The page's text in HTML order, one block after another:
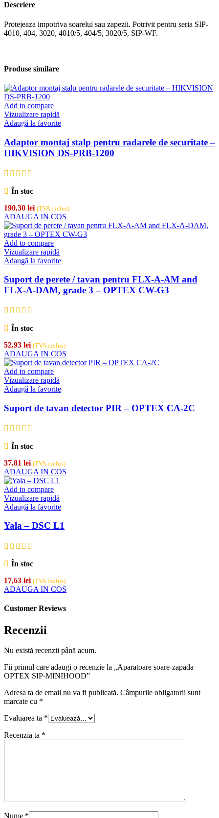
Descriere
Protejeaza impotriva soarelui sau zapezii. Potrivit pentru seria SIP-
4010, 404, 3020, 4010/5, 404/5, 3020/5, SIP-WF.
Produse similare
Add to compare
Vizualizare rapidă
Adaugă la favorite
Adaptor montaj stalp pentru radarele de securitate –
HIKVISION DS-PRB-1200
În stoc
190,30 lei (TVA inclus)
ADAUGA IN COS
Add to compare
Vizualizare rapidă
Adaugă la favorite
Suport de perete / tavan pentru FLX-A-AM and
FLX-A-DAM, grade 3 – OPTEX CW-G3
În stoc
52,93 lei (TVA inclus)
ADAUGA IN COS
Add to compare
Vizualizare rapidă
Adaugă la favorite
Suport de tavan detector PIR – OPTEX CA-2C
În stoc
37,81 lei (TVA inclus)
ADAUGA IN COS
Add to compare
Vizualizare rapidă
Adaugă la favorite
Yala – DSC L1
În stoc
17,63 lei (TVA inclus)
ADAUGA IN COS
Customer Reviews
Recenzii
Nu există recenzii până acum.
Fii primul care adaugi o recenzie la „Aparatoare soare-zapada –
OPTEX SIP-MINIHOOD”
Adresa ta de email nu va fi publicată. Câmpurile obligatorii sunt
marcate cu *
Evaluarea ta *
Recenzia ta *
Nume *